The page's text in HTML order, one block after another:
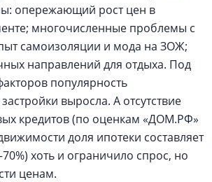
опережающий рост цен в
многочисленные проблемы с
самоизоляции и мода на ЗОЖ;
направлений для отдыха. Под
популярность
выросла. А отсутствие
кредитов (по оценкам «ДОМ.РФ»
доля ипотеки составляет
хоть и ограничило спрос, но
ценам.